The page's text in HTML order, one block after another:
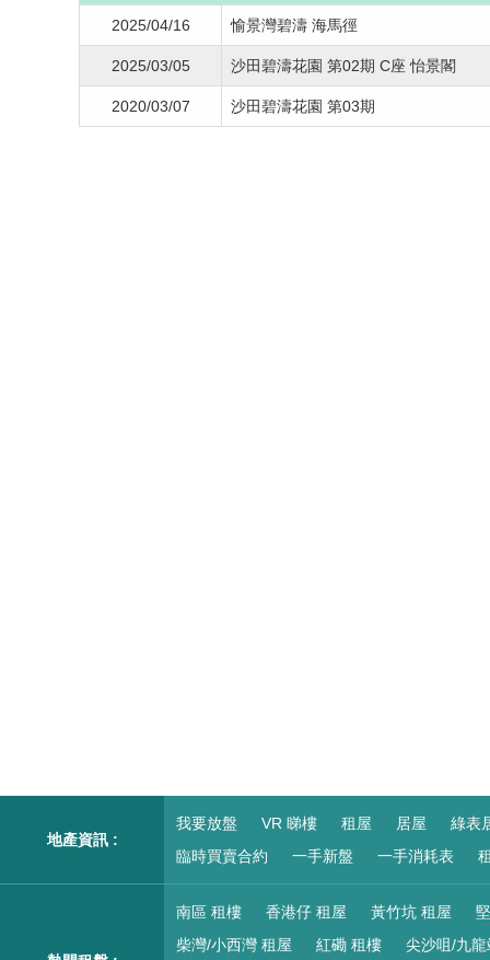
2025/04/16 愉景灣碧濤 海馬徑
2025/03/05 沙田碧濤花園 第02期 C座 怡景閣
2020/03/07 沙田碧濤花園 第03期
地產資訊 :
我要放盤 VR 睇樓 租屋 居屋 綠表
臨時買賣合約
一手新盤 一手消耗表
南區 租樓 香港仔 租屋 黃竹坑 租屋
柴灣/小西灣 租屋
紅磡 租樓 尖沙咀/九龍